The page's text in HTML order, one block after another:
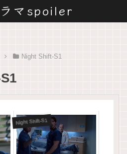
マspoiler
Night Shift-S1
Night Shift-S1